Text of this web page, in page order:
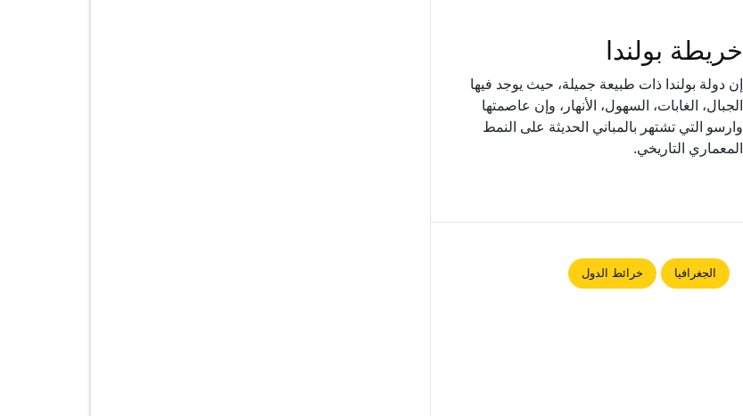
خريطة بولندا
إن دولة بولندا ذات طبيعة جميلة، حيث يوجد فيها
الجبال، الغابات، السهول، الأنهار، وإن عاصمتها
وارسو التي تشتهر بالمباني الحديثة على النمط
المعماري التاريخي.
الجغرافيا خرائط الدول